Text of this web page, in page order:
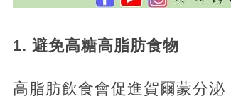
1. 避免高糖高脂肪食物
高脂肪飲食會促進賀爾蒙分泌